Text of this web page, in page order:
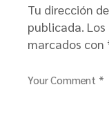
Tu dirección
publicada.
marcados con
Your Comment *